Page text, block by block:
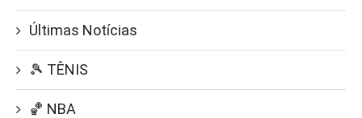
Últimas Notícias
🎾 TÊNIS
🏀 NBA